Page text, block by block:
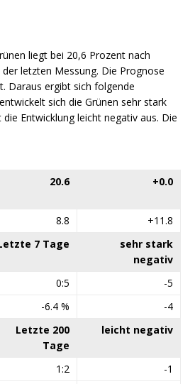
liegt bei 20,6 Prozent nach
letzten Messung. Die Prognose
Daraus ergibt sich folgende
sich die Grünen sehr stark
Entwicklung leicht negativ aus. Die
20.6 +0.0
8.8
+11.8
7 Tage
sehr stark
negativ
0:5
-5
-6.4 %
-4
Letzte 200
Tage
leicht negativ
1:2
-1